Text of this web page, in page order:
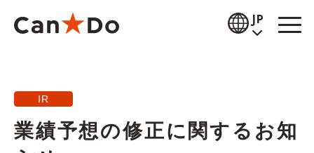
JP
お知らせ
商品情報
IR
業績予想の修正に関するお知